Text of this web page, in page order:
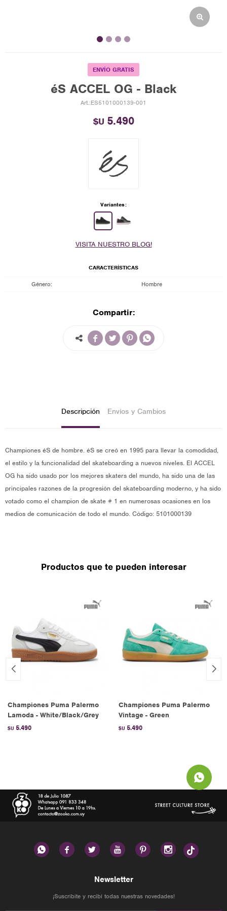
ENVÍO GRATIS
éS ACCEL OG - Black
ES5101000139-001
$U 5.490
Variantes:
VISITA NUESTRO BLOG!
CARACTERÍSTICAS
Género Hombre
Compartir:
   
Descripción Envíos y Cambios
Championes éS de hombre. éS se creó en 1995 para llevar la comodidad,
el estilo y la funcionalidad del skateboarding a nuevos niveles. El ACCEL
OG ha sido usado por los mejores skaters del mundo, ha sido una de las
principales razones de la progresión del skateboarding moderno, y ha sido
votado como el champion de skate # 1 en numerosas ocasiones en los
medios de comunicación de todo el mundo. Código: 5101000139
Productos que te pueden interesar
Championes Puma Palermo
Lamoda - White/Black/Grey
$U 5.490
Championes Puma Palermo
Vintage - Green
$U 5.490
     
Newsletter
¡Suscribite y recibí todas nuestras novedades!